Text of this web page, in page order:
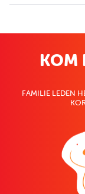
KOM
FAMILIE LEDEN